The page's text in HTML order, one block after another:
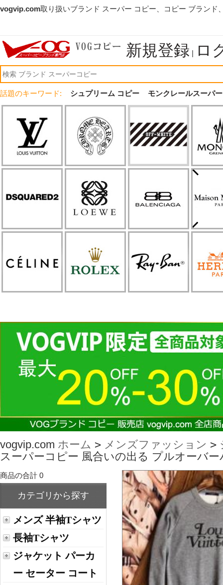
vogvip.com取り扱いブランド スーパー コピー、コピー ブランド
新規登録 | ロ
話題のキーワード: シュプリーム コピー モンクレールスーパ
vogvip.com ホーム > メンズファッション >
スーパーコピー 風合いの出る プルオーバー
商品の合計 0
カテゴリから探す
メンズ 半袖Tシャツ
長袖Tシャツ
ジャケット パーカ
ー セーター コート